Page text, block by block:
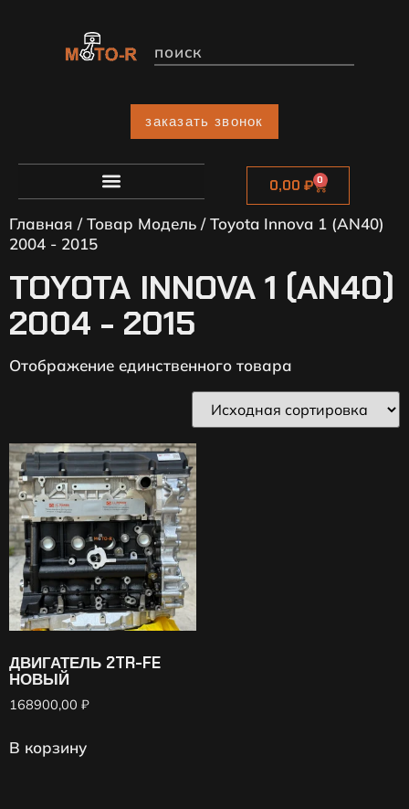
заказать звонок
0,00 ₽ 0
Главная / Товар Модель / Toyota Innova 1 (AN40)
2004 - 2015
TOYOTA INNOVA 1 (AN40)
2004 - 2015
Отображение единственного товара
ДВИГАТЕЛЬ 2TR-FE
НОВЫЙ
168900,00 ₽
В корзину